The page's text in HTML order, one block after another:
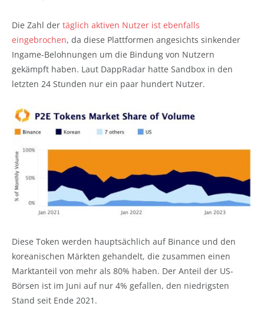
Die Zahl der täglich aktiven Nutzer ist ebenfalls
eingebrochen, da diese Plattformen angesichts sinkender
Ingame-Belohnungen um die Bindung von Nutzern
gekämpft haben. Laut DappRadar hatte Sandbox in den
letzten 24 Stunden nur ein paar hundert Nutzer.
Diese Token werden hauptsächlich auf Binance und den
koreanischen Märkten gehandelt, die zusammen einen
Marktanteil von mehr als 80% haben. Der Anteil der US-
Börsen ist im Juni auf nur 4% gefallen, den niedrigsten
Stand seit Ende 2021.